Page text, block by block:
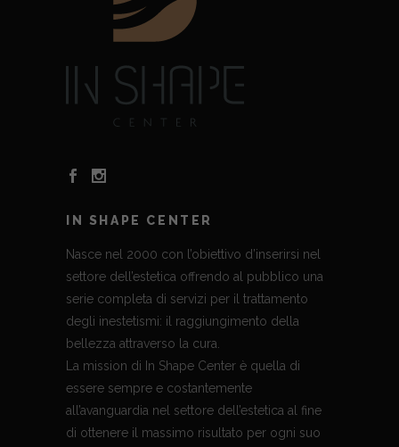
IN SHAPE CENTER
Nasce nel 2000 con l’obiettivo d’inserirsi nel
settore dell’estetica offrendo al pubblico una
serie completa di servizi per il trattamento
degli inestetismi: il raggiungimento della
bellezza attraverso la cura.
La mission di In Shape Center è quella di
essere sempre e costantemente
all’avanguardia nel settore dell’estetica al fine
di ottenere il massimo risultato per ogni suo